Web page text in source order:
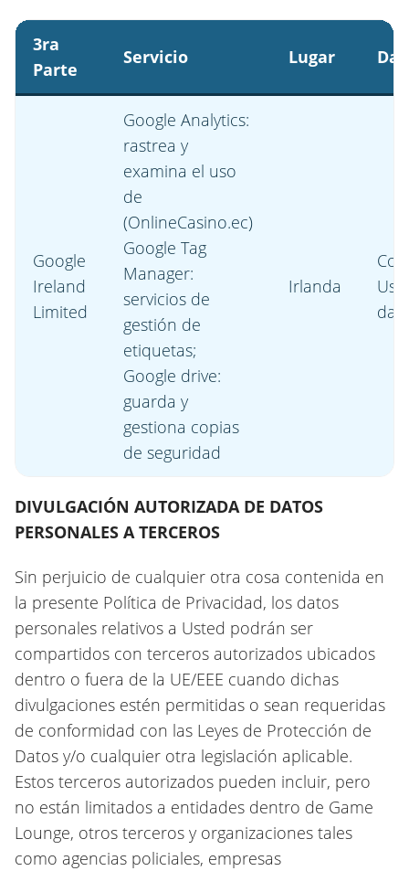
3ra
Parte
Servicio Lugar
Google
Ireland
Limited
Google Analytics:
rastrea y
examina el uso
de
(OnlineCasino.ec)
Google Tag
Manager:
servicios de
gestión de
etiquetas;
Google drive:
guarda y
gestiona copias
de seguridad
Irlanda
DIVULGACIÓN AUTORIZADA DE DATOS
PERSONALES A TERCEROS
Sin perjuicio de cualquier otra cosa contenida en
la presente Política de Privacidad, los datos
personales relativos a Usted podrán ser
compartidos con terceros autorizados ubicados
dentro o fuera de la UE/EEE cuando dichas
divulgaciones estén permitidas o sean requeridas
de conformidad con las Leyes de Protección de
Datos y/o cualquier otra legislación aplicable.
Estos terceros autorizados pueden incluir, pero
no están limitados a entidades dentro de Game
Lounge, otros terceros y organizaciones tales
como agencias policiales, empresas